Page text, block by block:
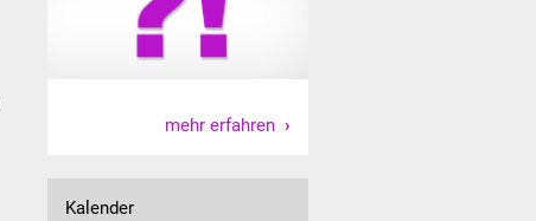
mehr erfahren
Kalender